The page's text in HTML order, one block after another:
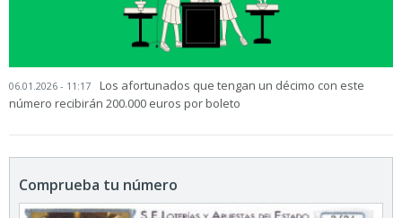
06.01.2026 - 11:17
Los afortunados que tengan un décimo con este
número recibirán 200.000 euros por boleto
Comprueba tu número